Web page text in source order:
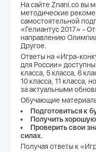
На сайте Znani.co вы
методические
самостоятельной
«Гелиантус 2017» -
направлению
Другое.
Ответы на «Игра-
для России» доступны
класса, 5 класса, 6
10 класса, 11 класса,
за актуальными
Обучающие
Подготовиться к
Получить
Проверить свои
силах.
Получая ответы к